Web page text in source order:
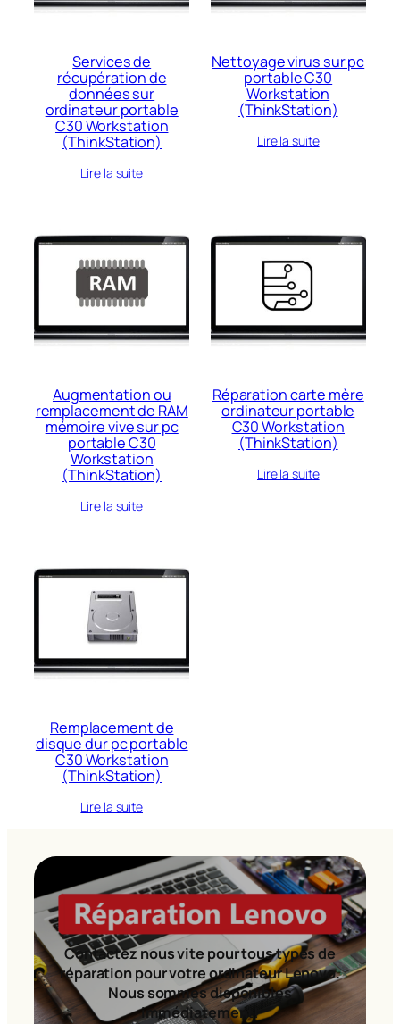
Services de
récupération de
données sur
ordinateur portable
C30 Workstation
(ThinkStation)
Lire la suite
Nettoyage virus sur pc
portable C30
Workstation
(ThinkStation)
Lire la suite
Augmentation ou
remplacement de RAM
mémoire vive sur pc
portable C30
Workstation
(ThinkStation)
Lire la suite
Réparation carte mère
ordinateur portable
C30 Workstation
(ThinkStation)
Lire la suite
Remplacement de
disque dur pc portable
C30 Workstation
(ThinkStation)
Lire la suite
Contactez nous vite pour tous types de
réparation pour votre ordinateur Lenovo.
Nous sommes disponibles
immédiatement!